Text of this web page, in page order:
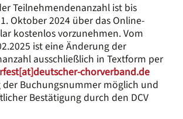
Teilnehmendenanzahl ist bis
Oktober 2024 über das Online-
kostenlos vorzunehmen. Vom
ist eine Änderung der
ausschließlich in Textform per
chorverband.de
Buchungsnummer möglich und
Bestätigung durch den DCV